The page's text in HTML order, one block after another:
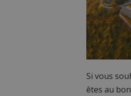
Si vous
êtes au